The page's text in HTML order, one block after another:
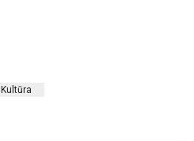
Kultūra